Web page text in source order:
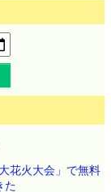
花火大会」で無料
た